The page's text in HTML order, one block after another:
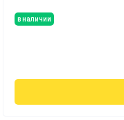
в наличии